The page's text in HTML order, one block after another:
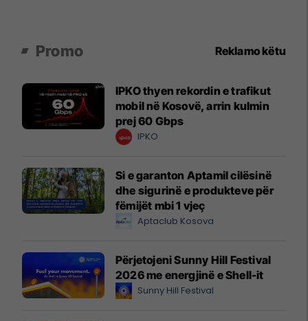
Promo Reklamo këtu
IPKO thyen rekordin e trafikut
mobil në Kosovë, arrin kulmin
prej 60 Gbps
IPKO
Si e garanton Aptamil cilësinë
dhe sigurinë e produkteve për
fëmijët mbi 1 vjeç
Aptaclub Kosova
Përjetojeni Sunny Hill Festival
2026 me energjinë e Shell-it
Sunny Hill Festival